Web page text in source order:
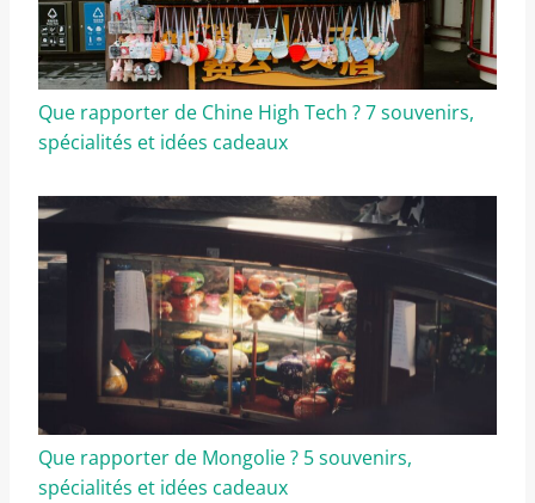
Que rapporter de Chine High Tech ? 7 souvenirs,
spécialités et idées cadeaux
Que rapporter de Mongolie ? 5 souvenirs,
spécialités et idées cadeaux